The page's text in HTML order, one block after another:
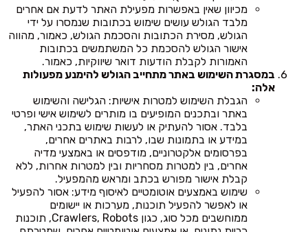
מכיוון שאין באפשרות מפעילת האתר לדעת אם אחרים
מלבד הגולש עושים שימוש בכתובות שנמסרו על ידי
הגולש, מסירת הכתובות והסכמת הגולש, כאמור, מהווה
אישור הגולש להסכמת כל המשתמשים בכתובות
האמורות לקבלת הודעות דואר שיווקיות, כאמור.
במסגרת השימוש באתר מתחייב הגולש להימנע מפעולות
אלה:
הגבלת השימוש למטרות אישיות: הגלישה והשימוש
באתר ובתכנים המופיעים בו מותרים לשימוש אישי ופרטי
בלבד. אסור להעתיק או לעשות שימוש בתכני האתר,
במידע או בתמונות שבו, לרבות באתרים אחרים,
בפרסומים אלקטרוניים, מודפסים או באמצעי מדיה
אחרים, בין למטרות מסחריות ובין למטרות אחרות, ללא
קבלת אישור מפורש בכתב ומראש מהמפעיל.
שימוש באמצעים אוטומטיים לאיסוף מידע: אסור להפעיל
או לאפשר להפעיל תוכנות, מערכות או יישומים
ממוחשבים מכל סוג, כגון Crawlers, Robots, תוכנות